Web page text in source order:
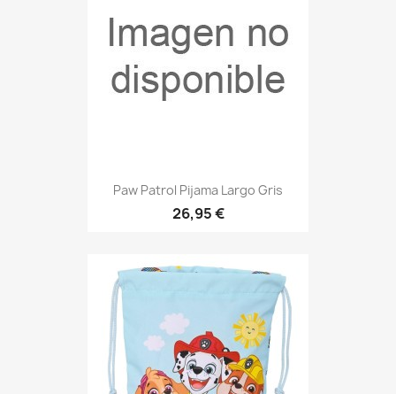
Paw Patrol Pijama Largo Gris
26,95 €